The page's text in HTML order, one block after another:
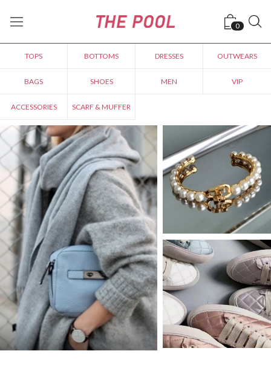
0
TOPS BOTTOMS DRESSES OUTWEARS
BAGS SHOES MEN VIP
ACCESSORIES SCARF & MUFFER